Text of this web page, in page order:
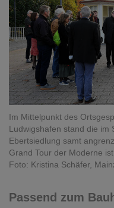
Im Mittelpunkt des
Ludwigshafen stand die im
Ebertsiedlung samt
Grand Tour der Moderne ist.
Foto: Kristina Schäfer,
Passend zum